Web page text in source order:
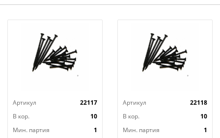
Артикул
22117
В кор.
10
Мин. партия
1
Артикул
22118
В кор.
10
Мин. партия
1